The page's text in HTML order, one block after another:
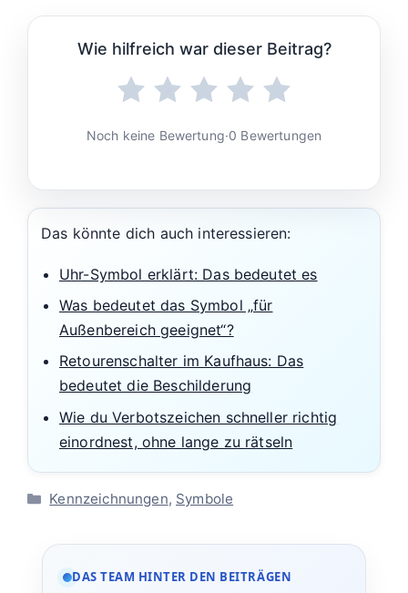
Wie hilfreich war dieser Beitrag?
Noch keine Bewertung·0 Bewertungen
Das könnte dich auch interessieren:
Uhr-Symbol erklärt: Das bedeutet es
Was bedeutet das Symbol „für
Außenbereich geeignet“?
Retourenschalter im Kaufhaus: Das
bedeutet die Beschilderung
Wie du Verbotszeichen schneller richtig
einordnest, ohne lange zu rätseln
Kategorien
Kennzeichnungen, Symbole
DAS TEAM HINTER DEN BEITRÄGEN